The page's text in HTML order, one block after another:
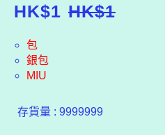
HK$1 HK$1
包
銀包
MIU
存貨量 : 9999999